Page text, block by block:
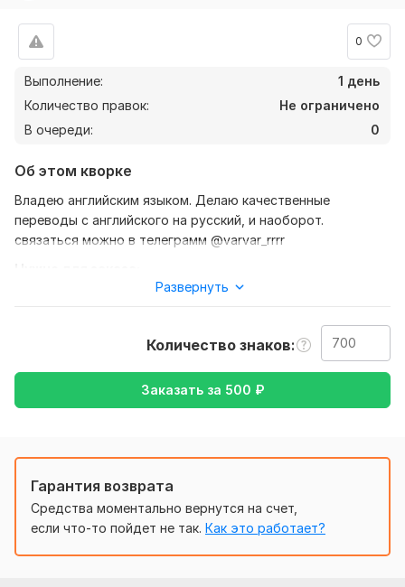
0
Выполнение:
1 день
Количество правок:
Не ограничено
В очереди:
0
Об этом кворке
Владею английским языком. Делаю качественные
переводы с английского на русский, и наоборот.
связаться можно в телеграмм @varvar_rrrr
Ожидаю от Вас файл с текстом, так же уточнение моей
Образование и наука,Отдых и развлечения,
Хобби и увлечения
Развернуть
Количество знаков
Заказать за 500 ₽
Гарантия возврата
Средства моментально вернутся на счет,
если что-то пойдет не так. Как это работает?